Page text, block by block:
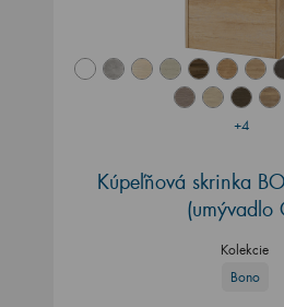
+4
Kúpeľňová skrinka
(umývadlo
Kolekcie
Bono